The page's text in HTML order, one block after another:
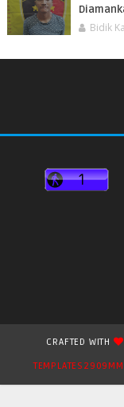
Bidik
CRAFTED WITH